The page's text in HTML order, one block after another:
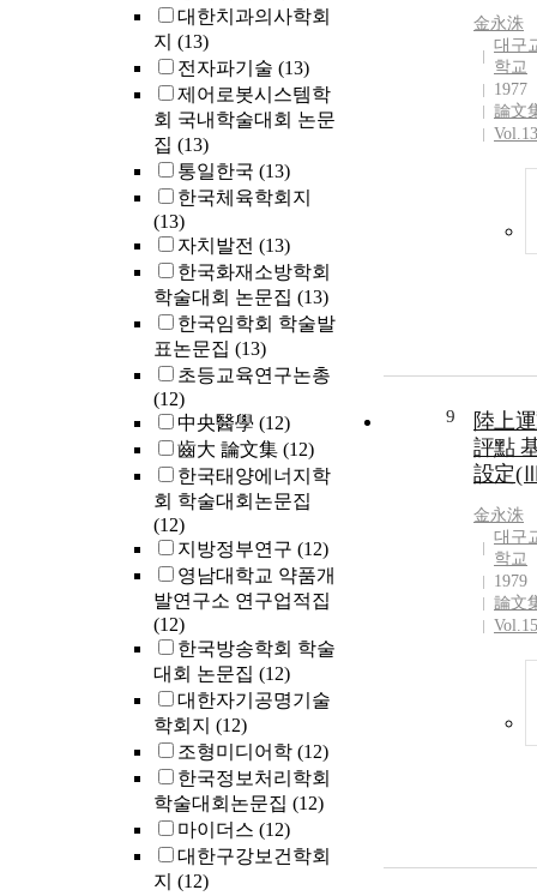
대한치과의사학회
지 (13)
전자파기술 (13)
제어로봇시스템학
회 국내학술대회 논문
집 (13)
통일한국 (13)
한국체육학회지
(13)
자치발전 (13)
한국화재소방학회
학술대회 논문집 (13)
한국임학회 학술발
표논문집 (13)
초등교육연구논총
(12)
中央醫學 (12)
齒大 論文集 (12)
한국태양에너지학
회 학술대회논문집
(12)
지방정부연구 (12)
영남대학교 약품개
발연구소 연구업적집
(12)
한국방송학회 학술
대회 논문집 (12)
대한자기공명기술
학회지 (12)
조형미디어학 (12)
한국정보처리학회
학술대회논문집 (12)
마이더스 (12)
대한구강보건학회
지 (12)
金永洙
대구
학교
1977
論文
9
陸上
評點
設定
金永洙
대구
학교
1979
論文